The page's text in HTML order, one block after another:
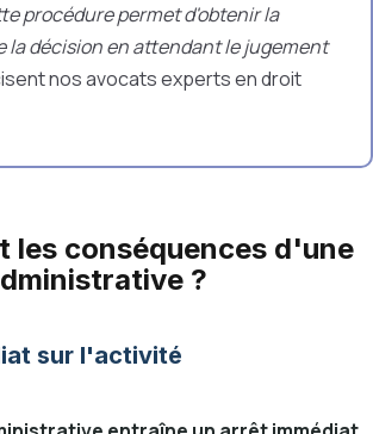
procédure permet d'obtenir la
la décision en attendant le jugement
nos avocats experts en droit
les conséquences d'une
?
sur l'activité